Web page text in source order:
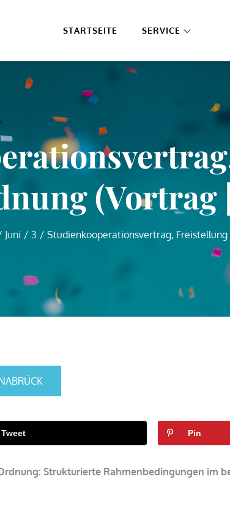
STARTSEITE SERVICE
(Vortrag
Juni 3 Studienkooperationsvertrag,
Tweet Pin
Strukturierte Rahmenbedingungen im